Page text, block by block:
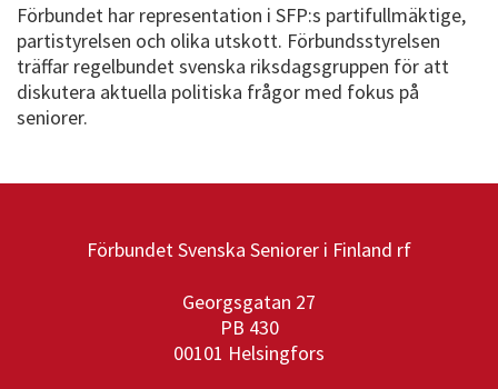
Förbundet har representation i SFP:s partifullmäktige,
partistyrelsen och olika utskott. Förbundsstyrelsen
träffar regelbundet svenska riksdagsgruppen för att
diskutera aktuella politiska frågor med fokus på
seniorer.
Förbundet Svenska Seniorer i Finland rf
Georgsgatan 27
PB 430
00101 Helsingfors